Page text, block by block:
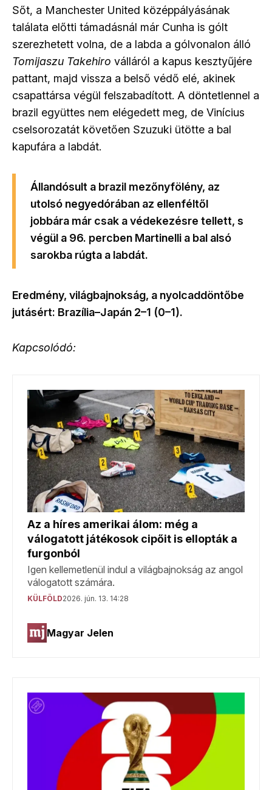
Sőt, a Manchester United középpályásának
találata előtti támadásnál már Cunha is gólt
szerezhetett volna, de a labda a gólvonalon álló
Tomijaszu Takehiro válláról a kapus kesztyűjére
pattant, majd vissza a belső védő elé, akinek
csapattársa végül felszabadított. A döntetlennel a
brazil együttes nem elégedett meg, de Vinícius
cselsorozatát követően Szuzuki ütötte a bal
kapufára a labdát.
Állandósult a brazil mezőnyfölény, az
utolsó negyedórában az ellenféltől
jobbára már csak a védekezésre tellett, s
végül a 96. percben Martinelli a bal alsó
sarokba rúgta a labdát.
Eredmény, világbajnokság, a nyolcaddöntőbe
jutásért: Brazília–Japán 2–1 (0–1).
Kapcsolódó: